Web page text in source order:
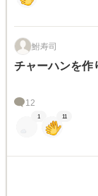
鮒寿司
チャーハンを作
12
1 11